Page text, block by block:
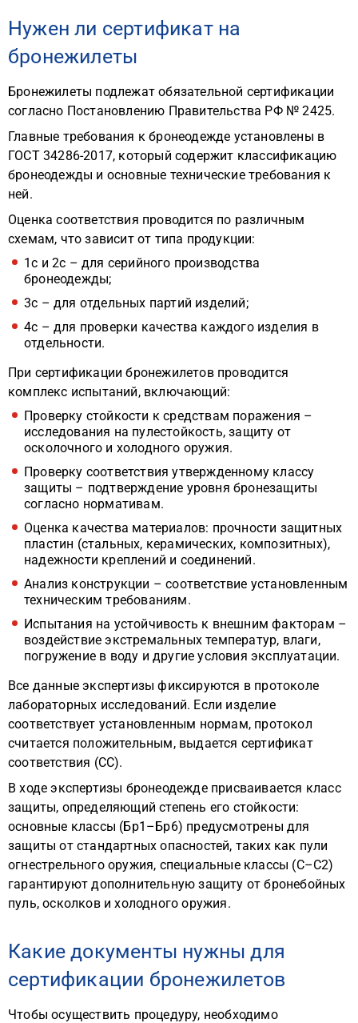
Нужен ли сертификат на
бронежилеты
Бронежилеты подлежат обязательной сертификации
согласно Постановлению Правительства РФ № 2425.
Главные требования к бронеодежде установлены в
ГОСТ 34286-2017, который содержит классификацию
бронеодежды и основные технические требования к
ней.
Оценка соответствия проводится по различным
схемам, что зависит от типа продукции:
1с и 2с – для серийного производства
бронеодежды;
3с – для отдельных партий изделий;
4с – для проверки качества каждого изделия в
отдельности.
При сертификации бронежилетов проводится
комплекс испытаний, включающий:
Проверку стойкости к средствам поражения –
исследования на пулестойкость, защиту от
осколочного и холодного оружия.
Проверку соответствия утвержденному классу
защиты – подтверждение уровня бронезащиты
согласно нормативам.
Оценка качества материалов: прочности защитных
пластин (стальных, керамических, композитных),
надежности креплений и соединений.
Анализ конструкции – соответствие установленным
техническим требованиям.
Испытания на устойчивость к внешним факторам –
воздействие экстремальных температур, влаги,
погружение в воду и другие условия эксплуатации.
Все данные экспертизы фиксируются в протоколе
лабораторных исследований. Если изделие
соответствует установленным нормам, протокол
считается положительным, выдается сертификат
соответствия (СС).
В ходе экспертизы бронеодежде присваивается класс
защиты, определяющий степень его стойкости:
основные классы (Бр1–Бр6) предусмотрены для
защиты от стандартных опасностей, таких как пули
огнестрельного оружия, специальные классы (С–С2)
гарантируют дополнительную защиту от бронебойных
пуль, осколков и холодного оружия.
Какие документы нужны для
сертификации бронежилетов
Чтобы осуществить процедуру, необходимо